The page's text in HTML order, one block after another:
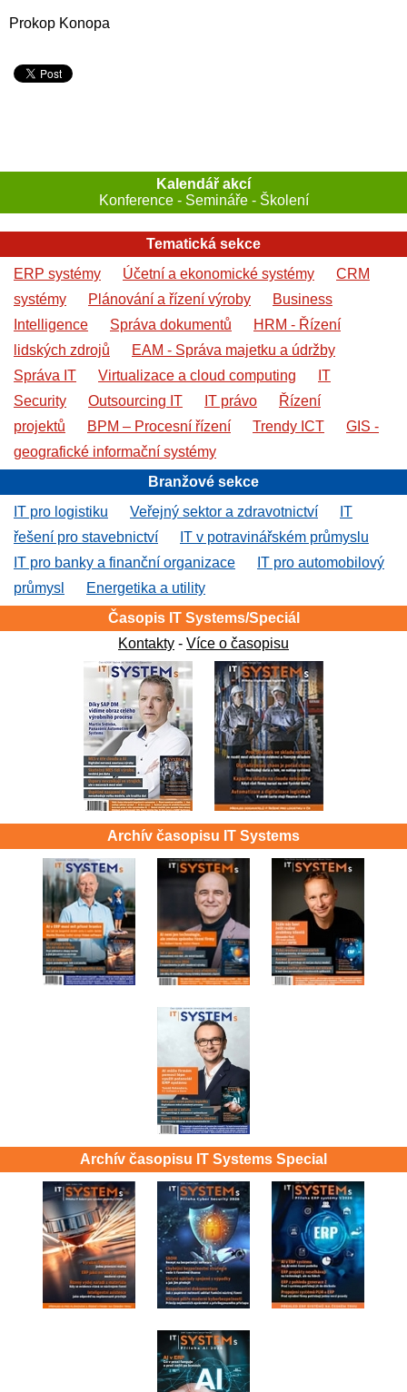
Prokop Konopa
Kalendář akcí
Konference - Semináře - Školení
Tematická sekce
ERP systémy
Účetní a ekonomické systémy
CRM
systémy
Plánování a řízení výroby
Business
Intelligence
Správa dokumentů
HRM - Řízení
lidských zdrojů
EAM - Správa majetku a údržby
Správa IT
Virtualizace a cloud computing
IT
Security
Outsourcing IT IT právo
Řízení
projektů
BPM – Procesní řízení Trendy ICT
GIS -
geografické informační systémy
Branžové sekce
IT pro logistiku
Veřejný sektor a zdravotnictví
IT
řešení pro stavebnictví
IT v potravinářském průmyslu
IT pro banky a finanční organizace
IT pro automobilový
průmysl
Energetika a utility
Časopis IT Systems/Speciál
Kontakty - Více o časopisu
Archív časopisu IT Systems
Archív časopisu IT Systems Special